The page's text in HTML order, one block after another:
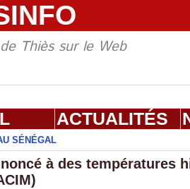
Thiès sur le Web
ACTUALITÉS
SÉNÉGAL
à des températures